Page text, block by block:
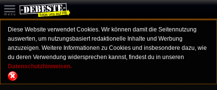
Diese Website verwendet Cookies. Wir können damit die Seitennutzung
auswerten, um nutzungsbasiert redaktionelle Inhalte und Werbung
anzuzeigen. Weitere Informationen zu Cookies und insbesondere dazu, wie
du deren Verwendung widersprechen kannst, findest du in unseren
Datenschutzhinweisen.